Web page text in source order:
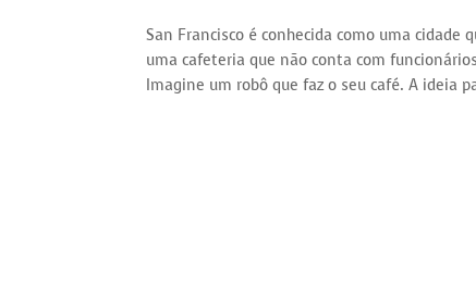
San Francisco é conhecida como uma cidade
uma cafeteria que não conta com
Imagine um robô que faz o seu café. A ideia